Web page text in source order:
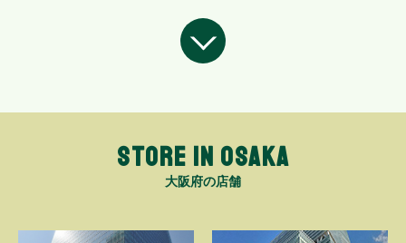
STORE in OSAKA
大阪府の店舗